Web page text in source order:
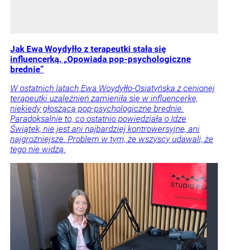
Jak Ewa Woydyłło z terapeutki stała się
influencerką. „Opowiada pop-psychologiczne
brednie”
W ostatnich latach Ewa Woydyłło-Osiatyńska z cenionej
terapeutki uzależnień zamieniła się w influencerkę,
niekiedy głoszącą pop-psychologiczne brednie.
Paradoksalnie to, co ostatnio powiedziała o Idze
Świątek, nie jest ani najbardziej kontrowersyjne, ani
najgroźniejsze. Problem w tym, że wszyscy udawali, że
tego nie widzą.